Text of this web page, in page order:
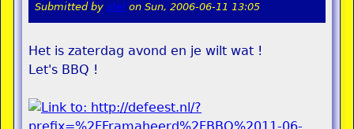
Submitted by stel on Sun, 2006-06-11 13:05
Het is zaterdag avond en je wilt wat !
Let's BBQ !